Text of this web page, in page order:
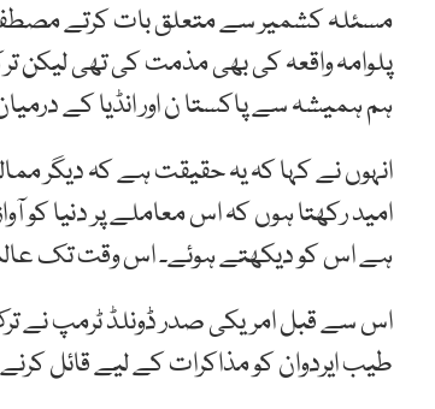
مسئلہ کشمیر سے متعلق بات کرتے مصطفی
پلوامہ واقعہ کی بھی مذمت کی تھی
ہم ہمیشہ سے پاکستا ن اور انڈیا کے
انہوں نے کہا کہ یہ حقیقت ہے کہ دیگر
ہے اس کو دیکھتے ہوئے۔ اس وقت تک عالمی
اس سے قبل امریکی صدر ڈونلڈ ٹرمپ
طیب ایردوان کو مذاکرات کے لیے قائل